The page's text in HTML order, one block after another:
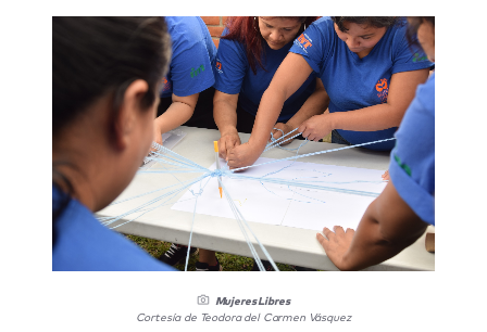
Mujeres Libres
Cortesía de Teodora del Carmen Vásquez